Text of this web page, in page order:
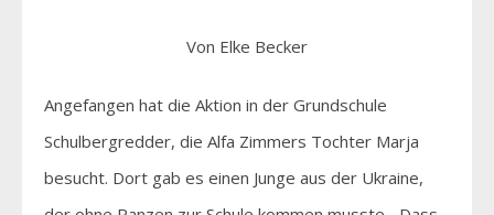
Von Elke Becker
Angefangen hat die Aktion in der Grundschule
Schulbergredder, die Alfa Zimmers Tochter Marja
besucht. Dort gab es einen Junge aus der Ukraine,